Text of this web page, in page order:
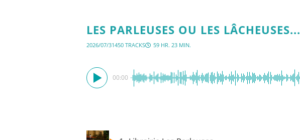
LES PARLEUSES OU LES LÂCHEUSES...
2026/07/31450 TRACKS 59 HR. 23 MIN.
00:00